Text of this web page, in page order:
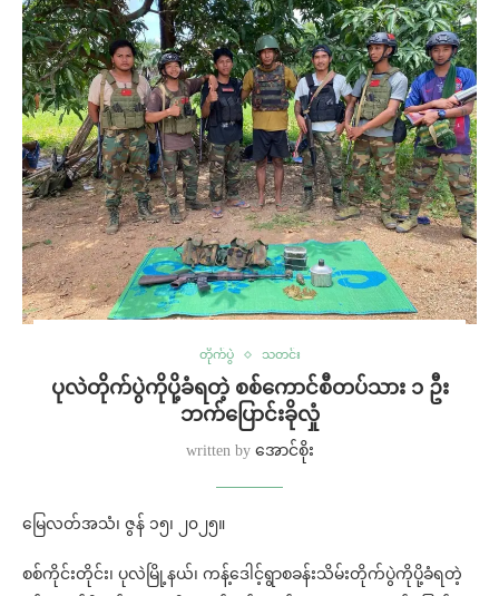
တိုက်ပွဲ သတင်း
ပုလဲတိုက်ပွဲကိုပို့ခံရတဲ့ စစ်ကောင်စီတပ်သား ၁ ဦး
ဘက်ပြောင်းခိုလှုံ
written by အောင်စိုး
မြေလတ်အသံ၊ ဇွန် ၁၅၊ ၂၀၂၅။
စစ်ကိုင်းတိုင်း၊ ပုလဲမြို့နယ်၊ ကန့်ဒေါင့်ရွာစခန်းသိမ်းတိုက်ပွဲကိုပို့ခံရတဲ့